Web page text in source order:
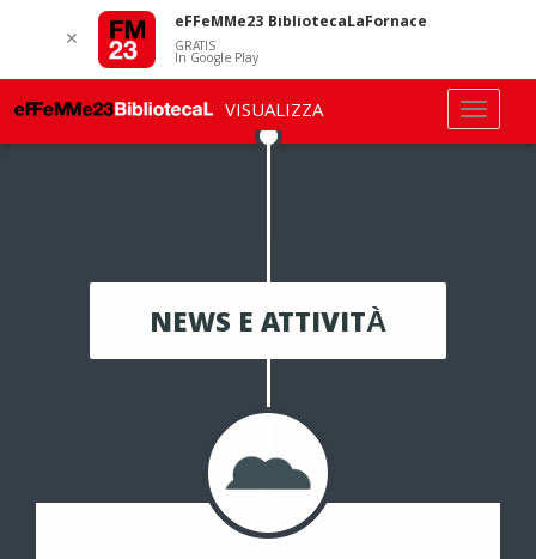
NEWS E ATTIVITÀ
✕
eFFeMMe23 BibliotecaLaFornace
GRATIS
In Google Play
VISUALIZZA